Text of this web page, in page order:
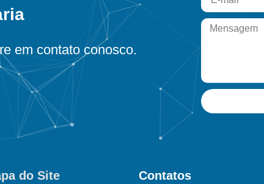
em contato conosco.
do Site Contatos